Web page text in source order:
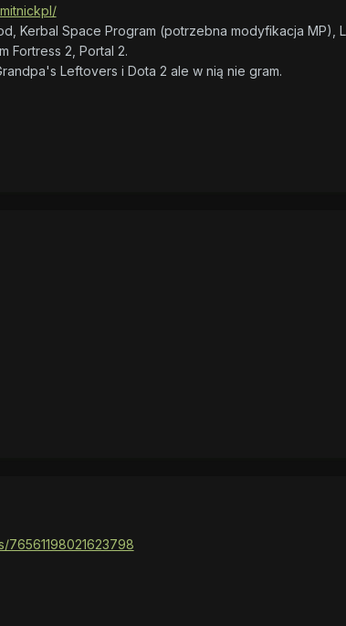
Kerbal Space Program (potrzebna modyfikacja MP),
Fortress 2, Portal 2.
Leftovers i Dota 2 ale w nią nie gram.
76561198021623798